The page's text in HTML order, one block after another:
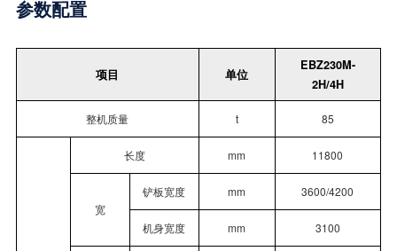
参数配置
项目 单位
EBZ230M-
2H/4H
整机质量 t 85
长度 mm 11800
宽
铲板宽度 mm 3600/4200
机身宽度 mm 3100